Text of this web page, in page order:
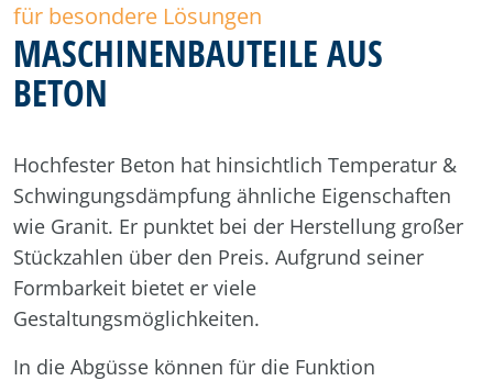
für besondere Lösungen
MASCHINENBAUTEILE AUS
BETON
Hochfester Beton hat hinsichtlich Temperatur &
Schwingungsdämpfung ähnliche Eigenschaften
wie Granit. Er punktet bei der Herstellung großer
Stückzahlen über den Preis. Aufgrund seiner
Formbarkeit bietet er viele
Gestaltungsmöglichkeiten.
In die Abgüsse können für die Funktion